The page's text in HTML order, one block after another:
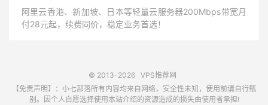
阿里云香港、新加坡、日本等轻量云服务器200Mbps带宽月
付28元起，续费同价，稳定业务首选！
© 2013-2026 VPS推荐网
【免责声明】：小七部落所有内容均来自网络，安全性未知，使用前请自行甄
别。因个人自愿选择使用本站介绍的资源造成的损失由使用者承担!